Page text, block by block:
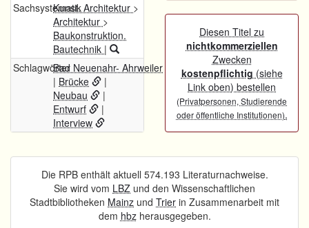
SachsystematikKunst. Architektur >
Architektur >
Baukonstruktion.
Bautechnik |
SchlagwörterBad Neuenahr- Ahrweiler
| Brücke
|
Neubau
|
Entwurf
|
Interview
Diesen Titel zu
nichtkommerziellen
Zwecken
kostenpflichtig (siehe
Link oben) bestellen
(Privatpersonen, Studierende
oder öffentliche Institutionen).
Die RPB enthält aktuell 574.193 Literaturnachweise.
Sie wird vom LBZ und den Wissenschaftlichen
Stadtbibliotheken Mainz und Trier in Zusammenarbeit mit
dem hbzherausgegeben.